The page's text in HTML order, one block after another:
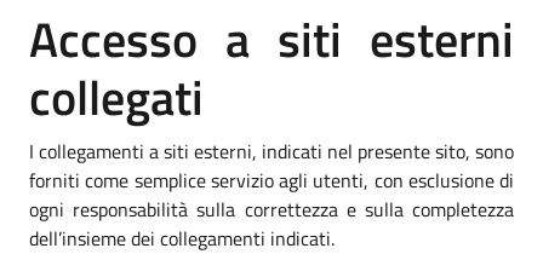
Accesso a siti esterni
collegati
I collegamenti a siti esterni, indicati nel presente sito, sono
forniti come semplice servizio agli utenti, con esclusione di
ogni responsabilità sulla correttezza e sulla completezza
dell’insieme dei collegamenti indicati.